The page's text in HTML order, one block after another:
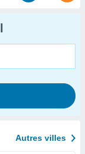
Autres villes